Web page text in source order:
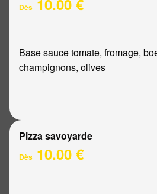
Dès
Base sauce tomate, fromage,
champignons, olives
Pizza savoyarde
Dès 10.00 €